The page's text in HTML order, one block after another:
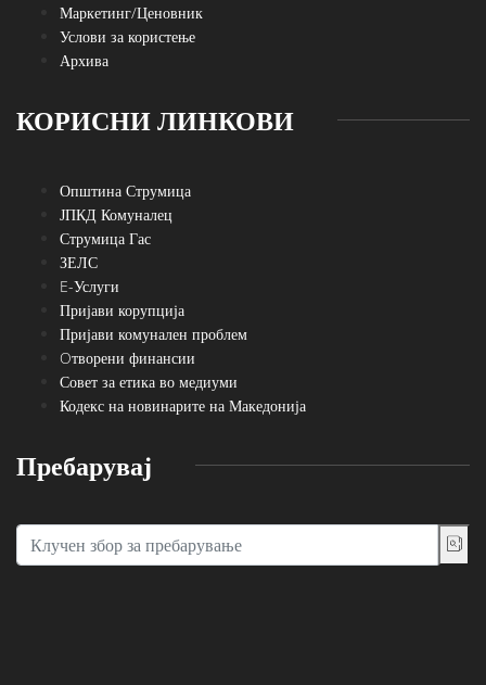
Маркетинг/Ценовник
Услови за користење
Архива
КОРИСНИ ЛИНКОВИ
Општина Струмица
ЈПКД Комуналец
Струмица Гас
ЗЕЛС
E-Услуги
Пријави корупција
Пријави комунален проблем
Oтворени финансии
Совет за етика во медиуми
Кодекс на новинарите на Македонија
Пребарувај